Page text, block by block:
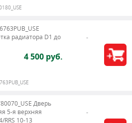
радиатора D1 до
4 500 руб.
Дверь
5-я верхняя
RRS 10-13